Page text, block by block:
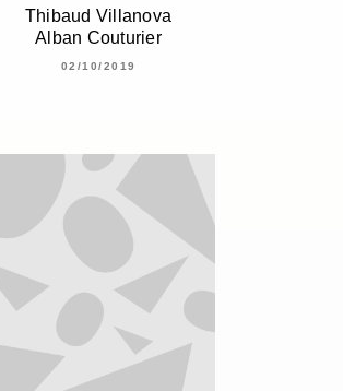
Thibaud Villanova
Alban Couturier
02/10/2019